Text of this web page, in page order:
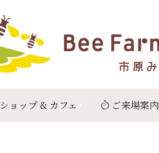
ショップ & カフェ ご来場案内